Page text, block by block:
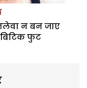
न बन जाए
फुट